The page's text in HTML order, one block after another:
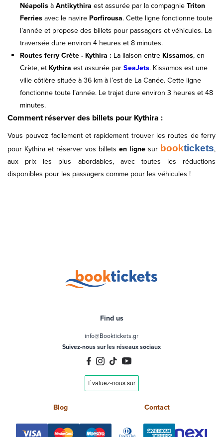
Néapolis à Antikythira est assurée par la compagnie Triton
Ferries avec le navire Porfirousa. Cette ligne fonctionne toute
l’année et propose des billets pour passagers et véhicules. La
traversée dure environ 4 heures et 8 minutes.
Routes ferry Crète - Kythira : La liaison entre Kissamos, en
Crète, et Kythira est assurée par SeaJets. Kissamos est une
ville côtière située à 36 km à l’est de La Canée. Cette ligne
fonctionne toute l’année. Le trajet dure environ 3 heures et 48
minutes.
Comment réserver des billets pour Kythira :
Vous pouvez facilement et rapidement trouver les routes de ferry
pour Kythira et réserver vos billets en ligne sur booktickets,
aux prix les plus abordables, avec toutes les réductions
disponibles pour les passagers comme pour les véhicules !
Find us
info@Booktickets.gr
Suivez-nous sur les réseaux sociaux
Blog Contact